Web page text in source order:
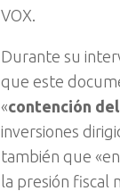
VOX.
Durante su
que este
«contención
inversiones
también que
la presión fiscal